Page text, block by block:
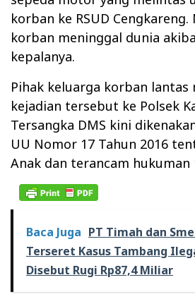
korban ke RSUD Cengkareng.
korban meninggal dunia
kepalanya.
Pihak keluarga korban lantas
kejadian tersebut ke Polsek
Tersangka DMS kini
UU Nomor 17 Tahun 2016
Anak dan terancam hukuman
Baca Juga PT Timah dan
Terseret Kasus Tambang
Disebut Rugi Rp87,4 Miliar